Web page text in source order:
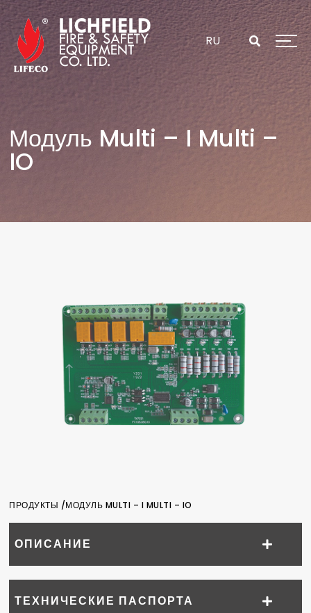
Перейти
содержанию
RU
Модуль Multi – I Multi –
IO
ПРОДУКТЫ /МОДУЛЬ MULTI – I MULTI – IO
ОПИСАНИЕ
ТЕХНИЧЕСКИЕ ПАСПОРТА